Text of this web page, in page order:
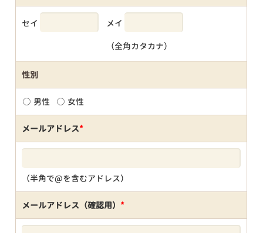
セイ メイ
（全角カタカナ）
性別
男性 女性
メールアドレス*
（半角で@を含むアドレス）
メールアドレス（確認用） *